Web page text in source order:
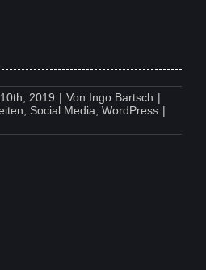
2019 | Von Ingo Bartsch |
, Social Media, WordPress |